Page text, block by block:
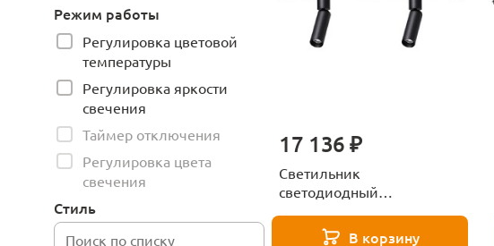
Режим работы
Регулировка цветовой
температуры
Регулировка яркости
свечения
Таймер отключения
Регулировка цвета
свечения
Стиль
17 136 ₽
Светильник
светодиодный
цветовой температурой с
В корзину